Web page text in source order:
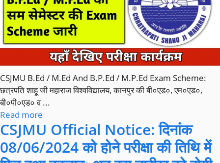
CSJMU B.Ed / M.Ed And B.P.Ed / M.P.Ed Exam Scheme:
छत्रपति शाहू जी महाराज विश्वविद्यालय, कानपुर की बी०एड०, एम०एड०,
बी०पी०एड० व ...
Read more
CSJMU Official Notice: दिनांक
08/06/2024 को होने परीक्षा की तिथि में